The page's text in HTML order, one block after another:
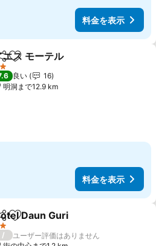
料金を表示
ェアお気に入りに追加
エス モーテル
テルのランク
良い
16
明洞まで12.9 km
料金を表示
ェアお気に入りに追加
Daun Guri
テルのランク
/
ユーザー評価はありません